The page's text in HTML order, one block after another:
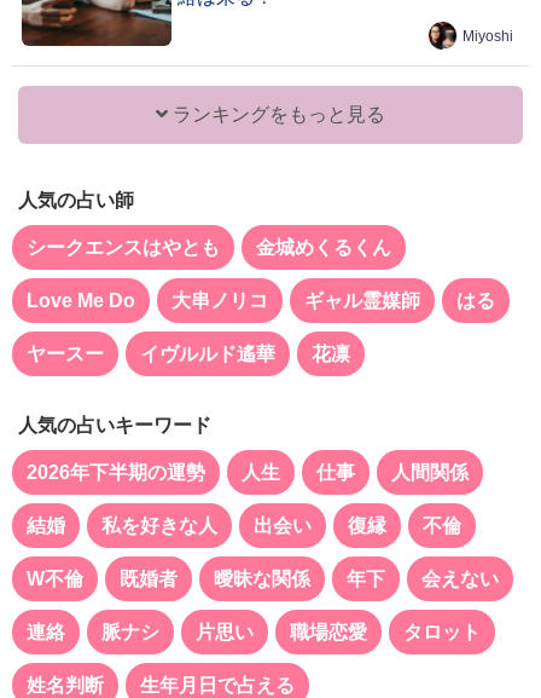
Miyoshi
ランキングをもっと見る
人気の占い師
シークエンスはやとも 金城めくるくん
Love Me Do 大串ノリコ ギャル霊媒師 はる
ヤースー イヴルルド遙華 花凛
人気の占いキーワード
2026年下半期の運勢 人生 仕事 人間関係
結婚 私を好きな人 出会い 復縁 不倫
W不倫 既婚者 曖昧な関係 年下 会えない
連絡 脈ナシ 片思い 職場恋愛 タロット
姓名判断 生年月日で占える